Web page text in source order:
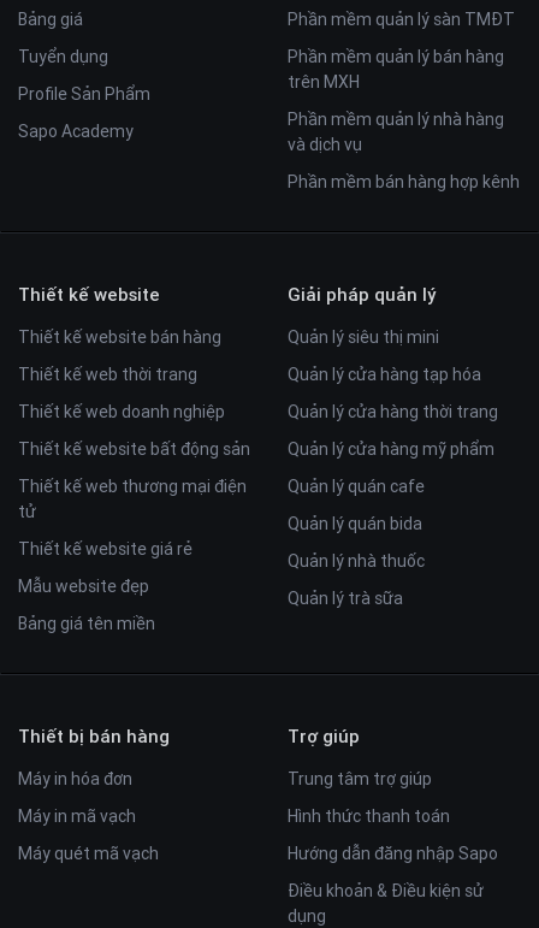
Bảng giá
Tuyển dụng
Profile Sản Phẩm
Sapo Academy
Phần mềm quản lý sàn TMĐT
Phần mềm quản lý bán hàng
trên MXH
Phần mềm quản lý nhà hàng
và dịch vụ
Phần mềm bán hàng hợp kênh
Thiết kế website
Thiết kế website bán hàng
Thiết kế web thời trang
Thiết kế web doanh nghiệp
Thiết kế website bất động sản
Thiết kế web thương mại điện
tử
Thiết kế website giá rẻ
Mẫu website đẹp
Bảng giá tên miền
Giải pháp quản lý
Quản lý siêu thị mini
Quản lý cửa hàng tạp hóa
Quản lý cửa hàng thời trang
Quản lý cửa hàng mỹ phẩm
Quản lý quán cafe
Quản lý quán bida
Quản lý nhà thuốc
Quản lý trà sữa
Thiết bị bán hàng
Máy in hóa đơn
Máy in mã vạch
Máy quét mã vạch
Trợ giúp
Trung tâm trợ giúp
Hình thức thanh toán
Hướng dẫn đăng nhập Sapo
Điều khoản & Điều kiện sử
dụng